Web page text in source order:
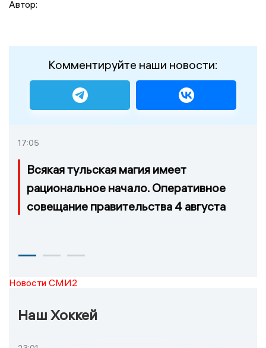
Автор:
Комментируйте наши новости:
17:05
Всякая тульская магия имеет
рациональное начало. Оперативное
совещание правительства 4 августа
Новости СМИ2
Наш Хоккей